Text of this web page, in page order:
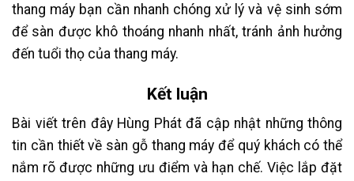
thang máy bạn cần nhanh chóng xử lý và vệ sinh sớm
để sàn được khô thoáng nhanh nhất, tránh ảnh hưởng
đến tuổi thọ của thang máy.
Kết luận
Bài viết trên đây Hùng Phát đã cập nhật những thông
tin cần thiết về sàn gỗ thang máy để quý khách có thể
nắm rõ được những ưu điểm và hạn chế. Việc lắp đặt